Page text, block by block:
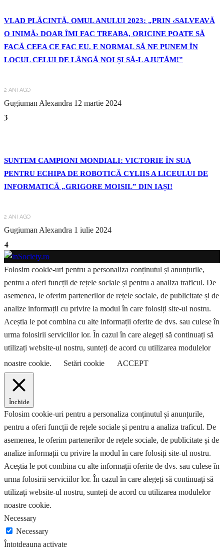
VLAD PLĂCINTĂ, OMUL ANULUI 2023: „PRIN ‹SALVEAVĂ
O INIMĂ› DOAR ÎMI FAC TREABA, ORICINE POATE SĂ
FACĂ CEEA CE FAC EU. E NORMAL SĂ NE PUNEM ÎN
LOCUL CELUI DE LÂNGĂ NOI ȘI SĂ-L AJUTĂM!”
2 ANI AGO
Gugiuman Alexandra 12 martie 2024
3
SUNTEM CAMPIONI MONDIALI: VICTORIE ÎN SUA
PENTRU ECHIPA DE ROBOTICĂ CYLIIS A LICEULUI DE
INFORMATICĂ „GRIGORE MOISIL” DIN IAȘI!
2 ANI AGO
Gugiuman Alexandra 1 iulie 2024
4
Folosim cookie-uri pentru a personaliza conținutul și anunțurile,
pentru a oferi funcții de rețele sociale și pentru a analiza traficul. De
asemenea, le oferim partenerilor de rețele sociale, de publicitate și de
analize informații cu privire la modul în care folosiți site-ul nostru.
Aceștia le pot combina cu alte informații oferite de dvs. sau culese în
urma folosirii serviciilor lor. În cazul în care alegeți să continuați să
utilizați website-ul nostru, sunteți de acord cu utilizarea modulelor
noastre cookie.
Setări cookie ACCEPT
Închide
Folosim cookie-uri pentru a personaliza conținutul și anunțurile,
pentru a oferi funcții de rețele sociale și pentru a analiza traficul. De
asemenea, le oferim partenerilor de rețele sociale, de publicitate și de
analize informații cu privire la modul în care folosiți site-ul nostru.
Aceștia le pot combina cu alte informații oferite de dvs. sau culese în
urma folosirii serviciilor lor. În cazul în care alegeți să continuați să
utilizați website-ul nostru, sunteți de acord cu utilizarea modulelor
noastre cookie.
Necessary
Necessary
Întotdeauna activate